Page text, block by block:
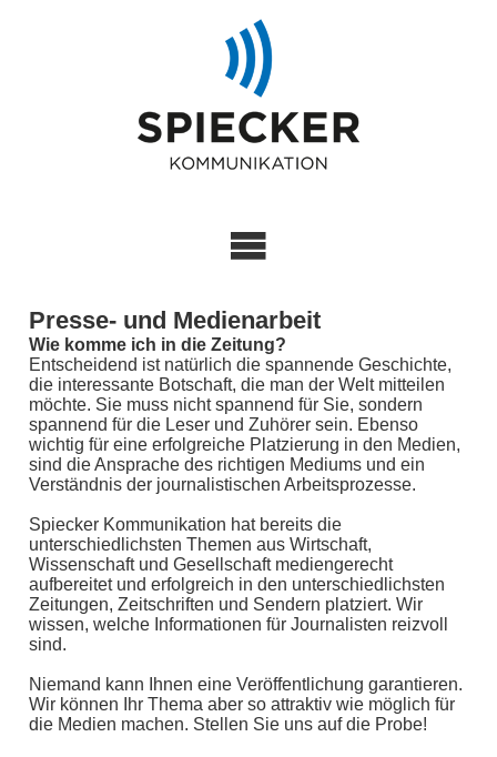
Presse- und Medienarbeit
Wie komme ich in die Zeitung?
Entscheidend ist natürlich die spannende Geschichte,
die interessante Botschaft, die man der Welt mitteilen
möchte. Sie muss nicht spannend für Sie, sondern
spannend für die Leser und Zuhörer sein. Ebenso
wichtig für eine erfolgreiche Platzierung in den Medien,
sind die Ansprache des richtigen Mediums und ein
Verständnis der journalistischen Arbeitsprozesse.
Spiecker Kommunikation hat bereits die
unterschiedlichsten Themen aus Wirtschaft,
Wissenschaft und Gesellschaft mediengerecht
aufbereitet und erfolgreich in den unterschiedlichsten
Zeitungen, Zeitschriften und Sendern platziert. Wir
wissen, welche Informationen für Journalisten reizvoll
sind.
Niemand kann Ihnen eine Veröffentlichung garantieren.
Wir können Ihr Thema aber so attraktiv wie möglich für
die Medien machen. Stellen Sie uns auf die Probe!